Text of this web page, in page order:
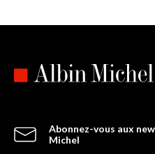
Abonnez-vous aux
Michel